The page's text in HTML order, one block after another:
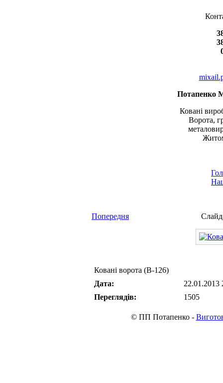
Потапенко
Ковані
Ворота,
Попередня
Ковані ворота (В-126)
Дата:
22.01.2013
Переглядів:
1505
© ПП Потапенко -